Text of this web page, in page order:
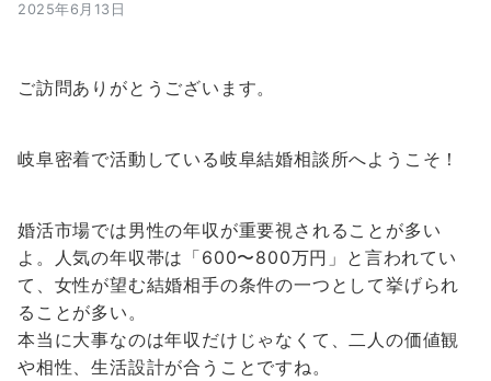
2025年6月13日
ご訪問ありがとうございます。
岐阜密着で活動している岐阜結婚相談所へようこそ！
婚活市場では男性の年収が重要視されることが多い
よ。人気の年収帯は「600〜800万円」と言われてい
て、女性が望む結婚相手の条件の一つとして挙げられ
ることが多い。
本当に大事なのは年収だけじゃなくて、二人の価値観
や相性、生活設計が合うことですね。